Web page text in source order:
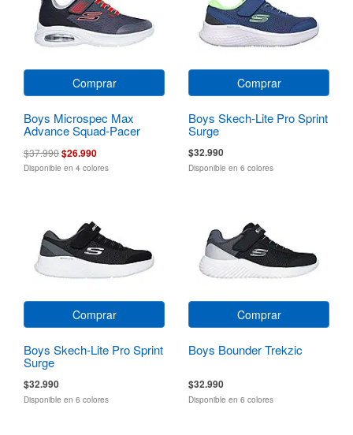
Comprar
Boys Microspec Max
Advance Squad-Pacer
$37.990$26.990
Disponible en 4 colores
Comprar
Boys Skech-Lite Pro Sprint
Surge
$32.990
Disponible en 6 colores
Comprar
Boys Skech-Lite Pro Sprint
Surge
$32.990
Disponible en 6 colores
Comprar
Boys Bounder Trekzic
$32.990
Disponible en 6 colores